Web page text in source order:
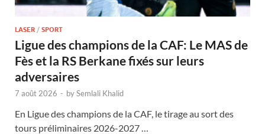
LASER / SPORT
Ligue des champions de la CAF: Le MAS de
Fès et la RS Berkane fixés sur leurs
adversaires
7 août 2026 - bySemlali Khalid
En Ligue des champions de la CAF, le tirage au sort des
tours préliminaires 2026-2027 …